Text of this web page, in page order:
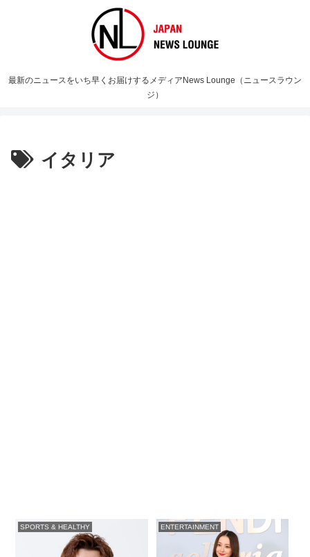
最新のニュースをいち早くお届けするメディアNews Lounge（ニュースラウン
ジ）
イタリア
SPORTS & HEALTHY ENTERTAINMENT